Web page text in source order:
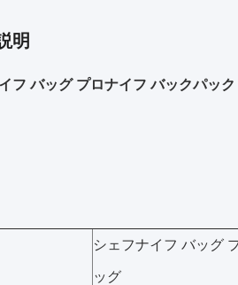
明
フ バッグ プロナイフ バックパッ
シェフナイフ バッグ
ッグ